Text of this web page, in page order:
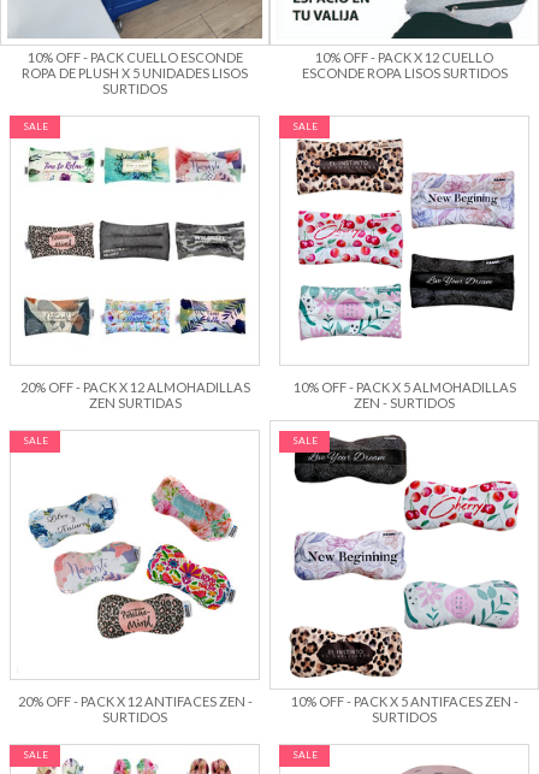
10% OFF - PACK CUELLO ESCONDE
ROPA DE PLUSH X 5 UNIDADES LISOS
SURTIDOS
10% OFF - PACK X 12 CUELLO
ESCONDE ROPA LISOS SURTIDOS
SALE
20% OFF - PACK X 12 ALMOHADILLAS
ZEN SURTIDAS
SALE
10% OFF - PACK X 5 ALMOHADILLAS
ZEN - SURTIDOS
SALE
20% OFF - PACK X 12 ANTIFACES ZEN -
SURTIDOS
SALE
10% OFF - PACK X 5 ANTIFACES ZEN -
SURTIDOS
SALE SALE